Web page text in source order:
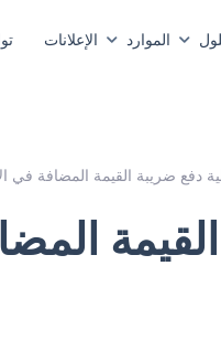
الموارد الإعلانات
دفع ضريبة القيمة المضافة في